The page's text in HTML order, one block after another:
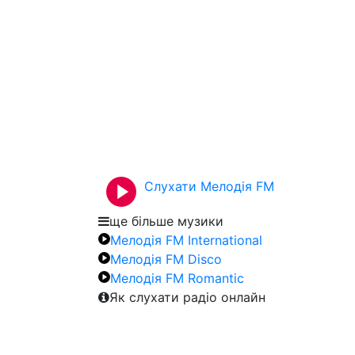
Слухати Мелодія FM
ще більше музики
Мелодія FM International
Мелодія FM Disco
Мелодія FM Romantic
Як слухати радіо онлайн